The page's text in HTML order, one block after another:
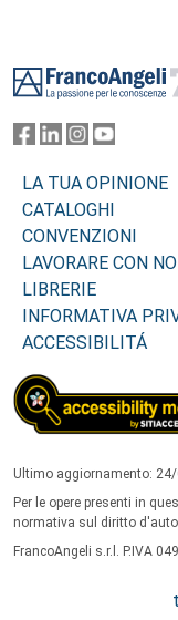
LA TUA OPINIONE
CATALOGHI
CONVENZIONI
LAVORARE CON
LIBRERIE
INFORMATIVA
ACCESSIBILITÁ
Ultimo aggiornamento:
Per le opere presenti in
normativa sul diritto
FrancoAngeli s.r.l. P.IVA